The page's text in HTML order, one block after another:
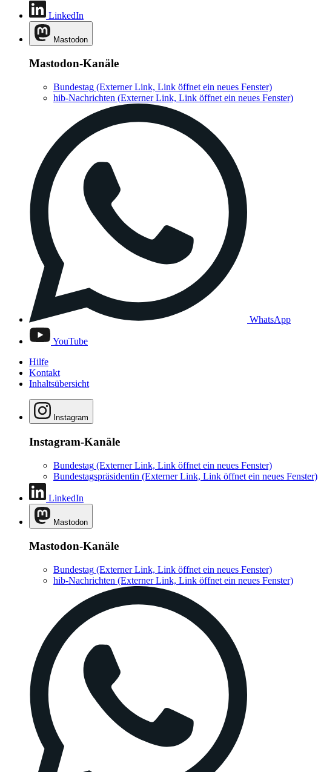
LinkedIn
Mastodon
Mastodon-Kanäle
Bundestag (Externer Link, Link öffnet ein neues Fenster)
hib-Nachrichten (Externer Link, Link öffnet ein neues Fenster)
WhatsApp
YouTube
Hilfe
Kontakt
Inhaltsübersicht
Instagram
Instagram-Kanäle
Bundestag (Externer Link, Link öffnet ein neues Fenster)
Bundestagspräsidentin (Externer Link, Link öffnet ein neues Fenster)
LinkedIn
Mastodon
Mastodon-Kanäle
Bundestag (Externer Link, Link öffnet ein neues Fenster)
hib-Nachrichten (Externer Link, Link öffnet ein neues Fenster)